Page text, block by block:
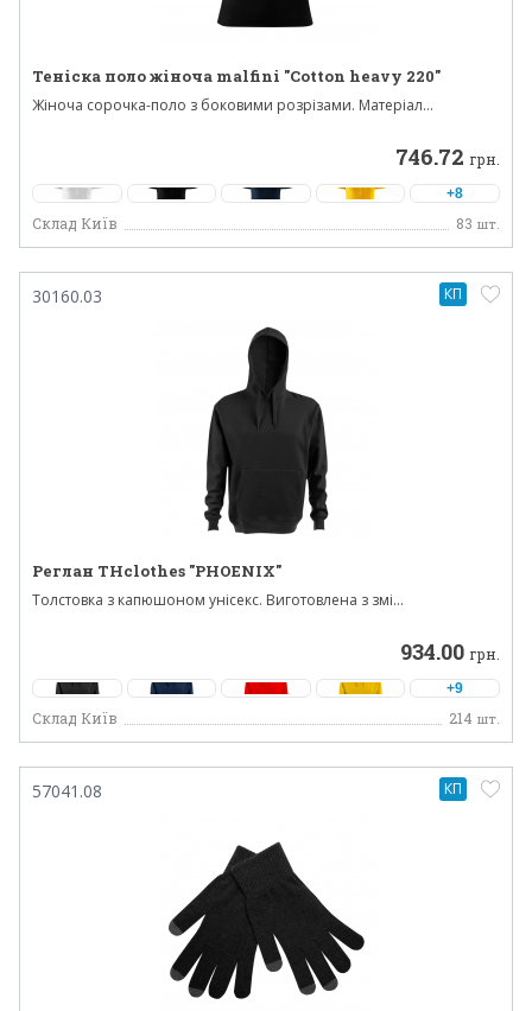
Теніска поло жіноча malfini "Cotton heavy 220"
Жіноча сорочка-поло з боковими розрізами. Матеріал...
746.72 грн.
+8
Склад Київ 83 шт.
30160.03
Реглан THclothes "PHOENIX"
Толстовка з капюшоном унісекс. Виготовлена ​​з змі...
934.00 грн.
+9
Склад Київ 214 шт.
КП
57041.08 КП